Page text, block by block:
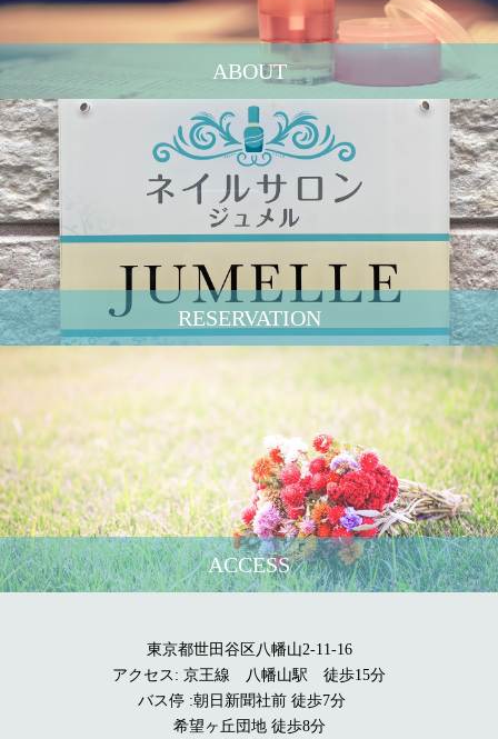
ABOUT
RESERVATION
ACCESS
東京都世田谷区八幡山2-11-16
アクセス: 京王線 八幡山駅 徒歩15分
バス停 :朝日新聞社前 徒歩7分
希望ヶ丘団地 徒歩8分